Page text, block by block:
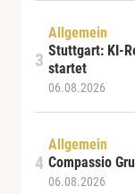
Allgemein
Stuttgart: KI-
startet
06.08.2026
Allgemein
Compassio
06.08.2026